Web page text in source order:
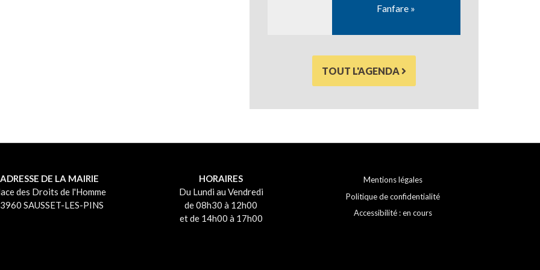
Fanfare »
TOUT L'AGENDA
ADRESSE DE LA MAIRIE
des Droits de l'Homme
SAUSSET-LES-PINS
HORAIRES
Du Lundi au Vendredi
de 08h30 à 12h00
et de 14h00 à 17h00
Mentions légales
Politique de confidentialité
Accessibilité : en cours